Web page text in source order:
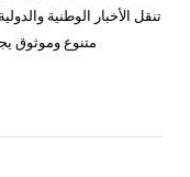
تنقل الأخبار الوطنية
متنوع وموثوق